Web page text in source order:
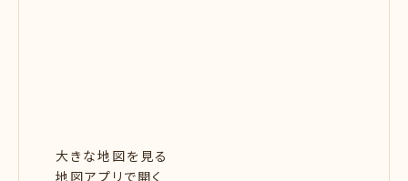
大きな地図を見る
地図アプリで開く